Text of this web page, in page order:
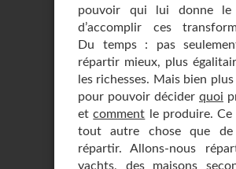
pouvoir qui lui donne le
d’accomplir ces
Du temps : pas
répartir mieux, plus
les richesses. Mais bien
pour pouvoir décider quoi
etcomment le produire.
tout autre chose que de
répartir. Allons-nous
yachts, des maisons